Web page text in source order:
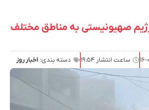
صهیونیستی به مناطق مختلف
ساعت انتشار ۱۹:۵۴ دسته بندی: اخبار روز